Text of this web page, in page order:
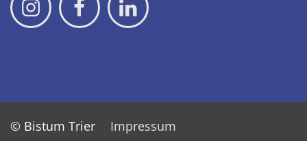
© Bistum Trier
Impressum